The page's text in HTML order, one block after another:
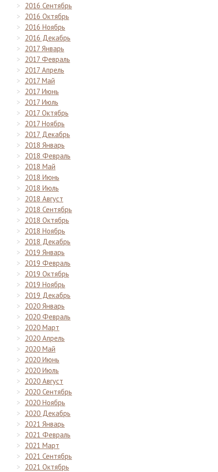
2016 Сентябрь
2016 Октябрь
2016 Ноябрь
2016 Декабрь
2017 Январь
2017 Февраль
2017 Апрель
2017 Май
2017 Июнь
2017 Июль
2017 Октябрь
2017 Ноябрь
2017 Декабрь
2018 Январь
2018 Февраль
2018 Май
2018 Июнь
2018 Июль
2018 Август
2018 Сентябрь
2018 Октябрь
2018 Ноябрь
2018 Декабрь
2019 Январь
2019 Февраль
2019 Октябрь
2019 Ноябрь
2019 Декабрь
2020 Январь
2020 Февраль
2020 Март
2020 Апрель
2020 Май
2020 Июнь
2020 Июль
2020 Август
2020 Сентябрь
2020 Ноябрь
2020 Декабрь
2021 Январь
2021 Февраль
2021 Март
2021 Сентябрь
2021 Октябрь